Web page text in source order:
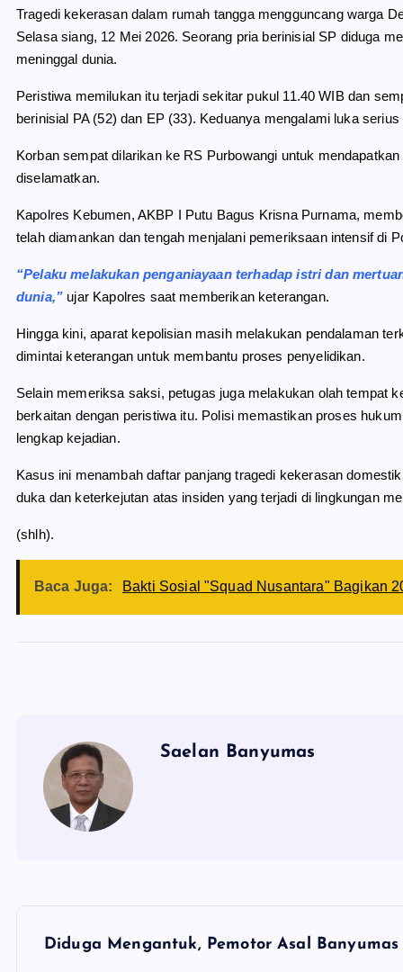
o
o
k
r
a
A
p
Tragedi kekerasan dalam rumah tangga mengguncang warga
Selasa siang, 12 Mei 2026. Seorang pria berinisial SP diduga
meninggal dunia.
Peristiwa memilukan itu terjadi sekitar pukul 11.40 WIB dan
berinisial PA (52) dan EP (33). Keduanya mengalami luka
Korban sempat dilarikan ke RS Purbowangi untuk
diselamatkan.
Kapolres Kebumen, AKBP I Putu Bagus Krisna Purnama,
telah diamankan dan tengah menjalani pemeriksaan intensif di
“Pelaku melakukan penganiayaan terhadap istri dan
dunia,” ujar Kapolres saat memberikan keterangan.
Hingga kini, aparat kepolisian masih melakukan pendalaman
dimintai keterangan untuk membantu proses penyelidikan.
Selain memeriksa saksi, petugas juga melakukan olah tempat
berkaitan dengan peristiwa itu. Polisi memastikan proses
lengkap kejadian.
Kasus ini menambah daftar panjang tragedi kekerasan
duka dan keterkejutan atas insiden yang terjadi di lingkungan
(shlh).
Baca Juga: Bakti Sosial "Squad Nusantara" Bagikan
Saelan Banyumas
NDiduga Mengantuk, Pemotor Asal